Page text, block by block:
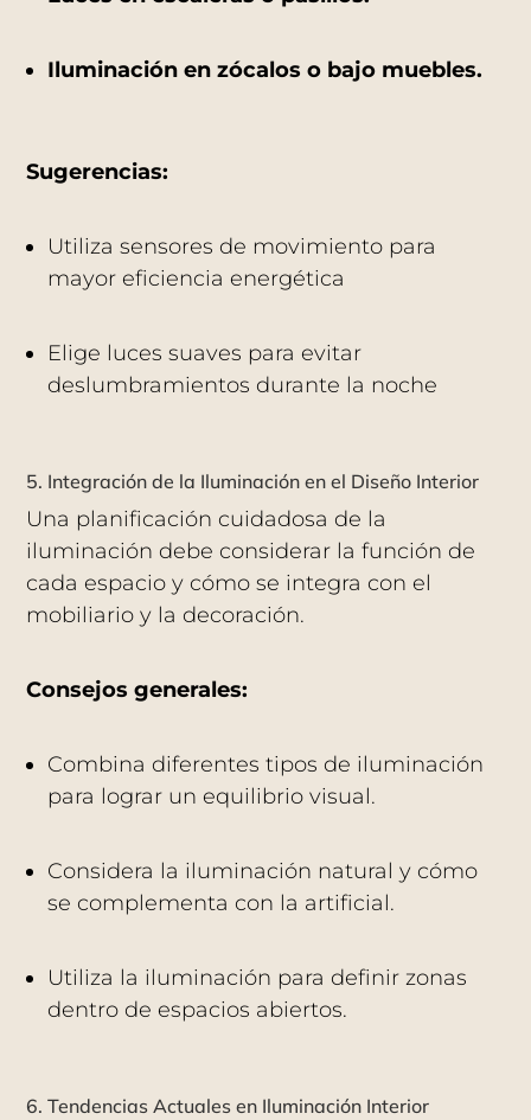
Iluminación en zócalos o bajo muebles.
Sugerencias:
Utiliza sensores de movimiento para
mayor eficiencia energética
Elige luces suaves para evitar
deslumbramientos durante la noche
5. Integración de la Iluminación en el Diseño Interior
Una planificación cuidadosa de la
iluminación debe considerar la función de
cada espacio y cómo se integra con el
mobiliario y la decoración.
Consejos generales:
Combina diferentes tipos de iluminación
para lograr un equilibrio visual.
Considera la iluminación natural y cómo
se complementa con la artificial.
Utiliza la iluminación para definir zonas
dentro de espacios abiertos.
6. Tendencias Actuales en Iluminación Interior